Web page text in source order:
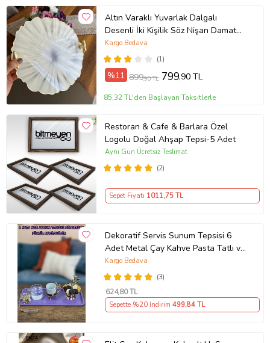
Altın Varaklı Yuvarlak Dalgalı
Desenli İki Kişilik Söz Nişan Damat
Epoksi Tepsisi - 24-26 Cm Çap
(Krem)
(1)
Kargo Bedava
%11 899,90 TL 799,90 TL
85,32 TL'den Başlayan Taksitlerle
Restoran & Cafe & Barlara Özel
Logolu Doğal Ahşap Tepsi-5 Adet
(2)
Aynı Gün Ücretsiz Teslimat
Sepet Fiyatı 1011,75 TL
Dekoratif Servis Sunum Tepsisi 6
Adet Metal Çay Kahve Pasta Tatlı ve
Kahvaltı Tepsisi (Mor)
(3)
Kargo Bedava
624,80 TL
Sepette %20 İndirim 499,84 TL